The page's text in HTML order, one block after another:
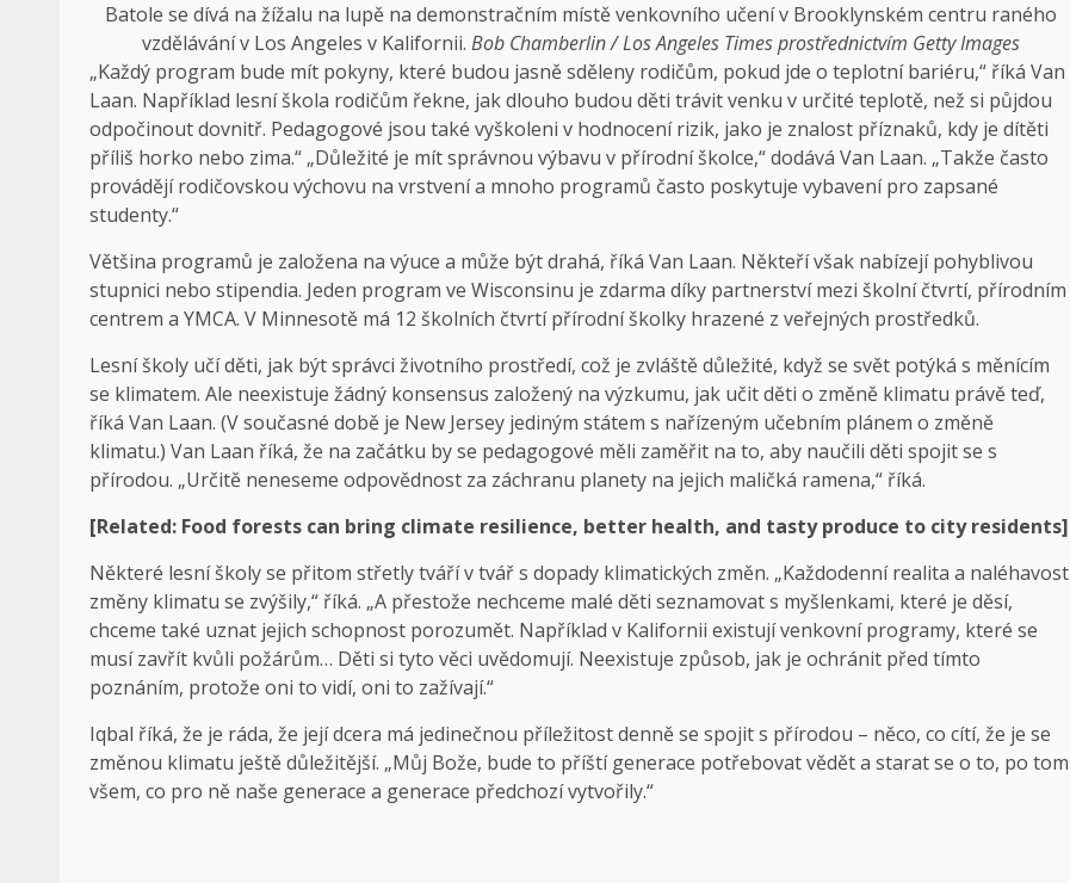
Batole se dívá na žížalu na lupě na demonstračním místě venkovního učení v Brooklynském centru raného
vzdělávání v Los Angeles v Kalifornii. Bob Chamberlin / Los Angeles Times prostřednictvím Getty Images
„Každý program bude mít pokyny, které budou jasně sděleny rodičům, pokud jde o teplotní bariéru,“ říká Van
Laan. Například lesní škola rodičům řekne, jak dlouho budou děti trávit venku v určité teplotě, než si půjdou
odpočinout dovnitř. Pedagogové jsou také vyškoleni v hodnocení rizik, jako je znalost příznaků, kdy je dítěti
příliš horko nebo zima.“ „Důležité je mít správnou výbavu v přírodní školce,“ dodává Van Laan. „Takže často
provádějí rodičovskou výchovu na vrstvení a mnoho programů často poskytuje vybavení pro zapsané
studenty.“
Většina programů je založena na výuce a může být drahá, říká Van Laan. Někteří však nabízejí pohyblivou
stupnici nebo stipendia. Jeden program ve Wisconsinu je zdarma díky partnerství mezi školní čtvrtí, přírodním
centrem a YMCA. V Minnesotě má 12 školních čtvrtí přírodní školky hrazené z veřejných prostředků.
Lesní školy učí děti, jak být správci životního prostředí, což je zvláště důležité, když se svět potýká s měnícím
se klimatem. Ale neexistuje žádný konsensus založený na výzkumu, jak učit děti o změně klimatu právě teď,
říká Van Laan. (V současné době je New Jersey jediným státem s nařízeným učebním plánem o změně
klimatu.) Van Laan říká, že na začátku by se pedagogové měli zaměřit na to, aby naučili děti spojit se s
přírodou. „Určitě neneseme odpovědnost za záchranu planety na jejich maličká ramena,“ říká.
[Related: Food forests can bring climate resilience, better health, and tasty produce to city residents]
Některé lesní školy se přitom střetly tváří v tvář s dopady klimatických změn. „Každodenní realita a naléhavost
změny klimatu se zvýšily,“ říká. „A přestože nechceme malé děti seznamovat s myšlenkami, které je děsí,
chceme také uznat jejich schopnost porozumět. Například v Kalifornii existují venkovní programy, které se
musí zavřít kvůli požárům… Děti si tyto věci uvědomují. Neexistuje způsob, jak je ochránit před tímto
poznáním, protože oni to vidí, oni to zažívají.“
Iqbal říká, že je ráda, že její dcera má jedinečnou příležitost denně se spojit s přírodou – něco, co cítí, že je se
změnou klimatu ještě důležitější. „Můj Bože, bude to příští generace potřebovat vědět a starat se o to, po tom
všem, co pro ně naše generace a generace předchozí vytvořily.“